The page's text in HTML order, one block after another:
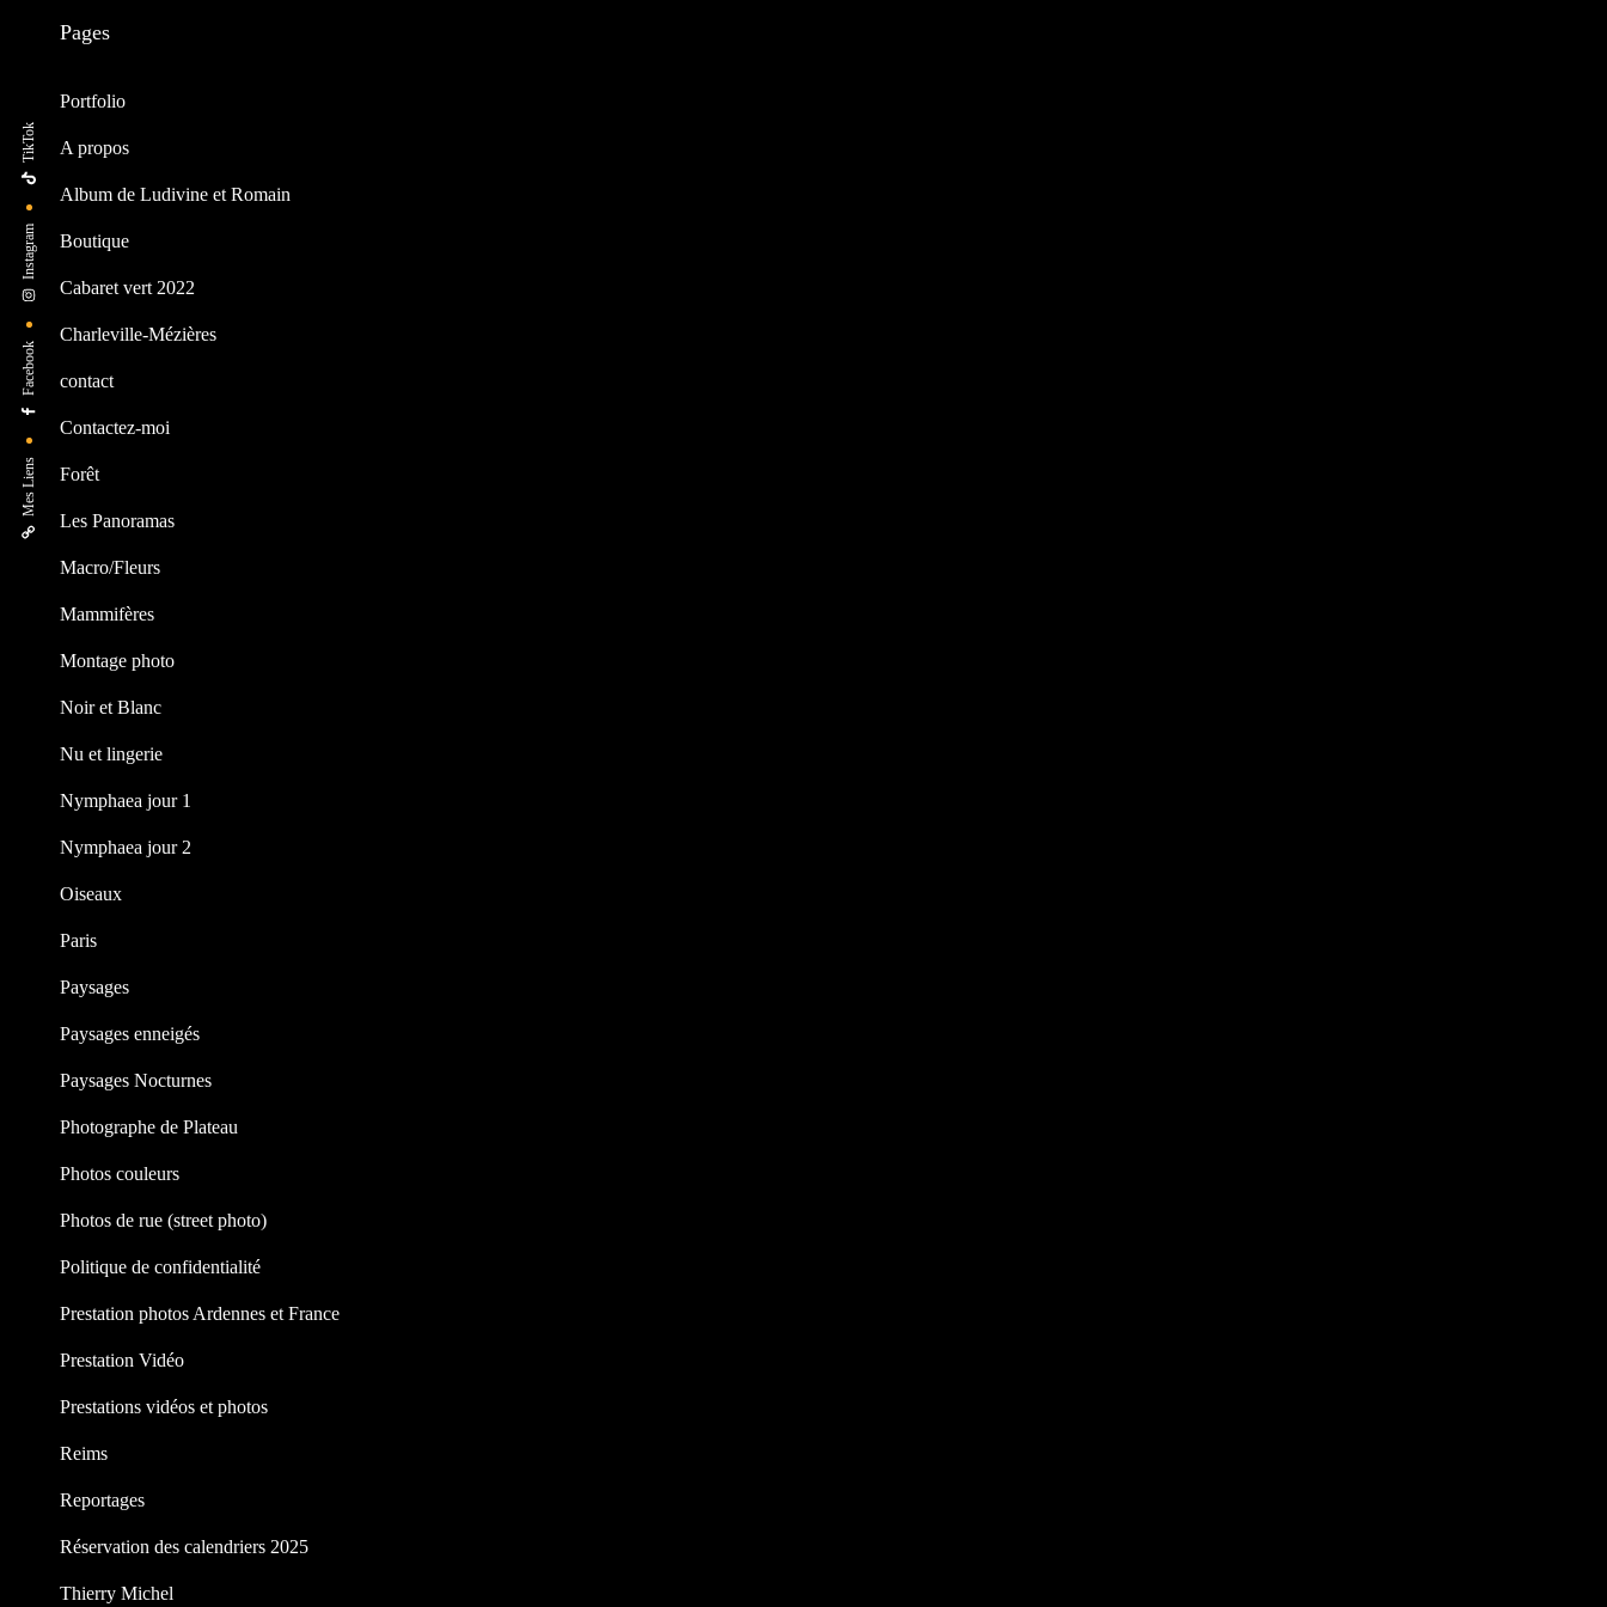
Mes Liens
Facebook
Instagram
TikTok
Pages
Portfolio
A propos
Album de Ludivine et Romain
Boutique
Cabaret vert 2022
Charleville-Mézières
contact
Contactez-moi
Forêt
Les Panoramas
Macro/Fleurs
Mammifères
Montage photo
Noir et Blanc
Nu et lingerie
Nymphaea jour 1
Nymphaea jour 2
Oiseaux
Paris
Paysages
Paysages enneigés
Paysages Nocturnes
Photographe de Plateau
Photos couleurs
Photos de rue (street photo)
Politique de confidentialité
Prestation photos Ardennes et France
Prestation Vidéo
Prestations vidéos et photos
Reims
Reportages
Réservation des calendriers 2025
Thierry Michel